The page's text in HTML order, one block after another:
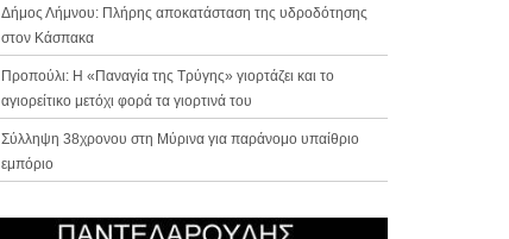
Δήμος Λήμνου: Πλήρης αποκατάσταση της υδροδότησης
στον Κάσπακα
Προπούλι: Η «Παναγία της Τρύγης» γιορτάζει και το
αγιορείτικο μετόχι φορά τα γιορτινά του
Σύλληψη 38χρονου στη Μύρινα για παράνομο υπαίθριο
εμπόριο